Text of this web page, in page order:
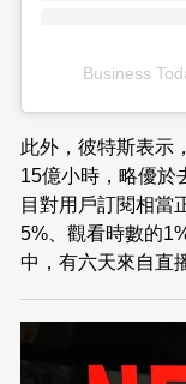
Business
此外，彼特斯表示
15億小時，略優於
目對用戶訂閱相當
5%、觀看時數的
中，有六天來自直